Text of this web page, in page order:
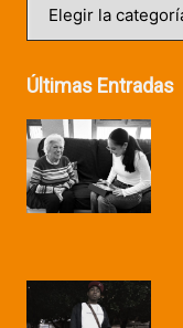
Últimas Entradas